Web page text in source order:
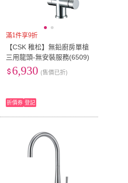
滿1件享9折
【CSK 稚松】無鉛廚房單槍
三用龍頭-無安裝服務(6509)
6,930 (售價已折)
折價券 登記